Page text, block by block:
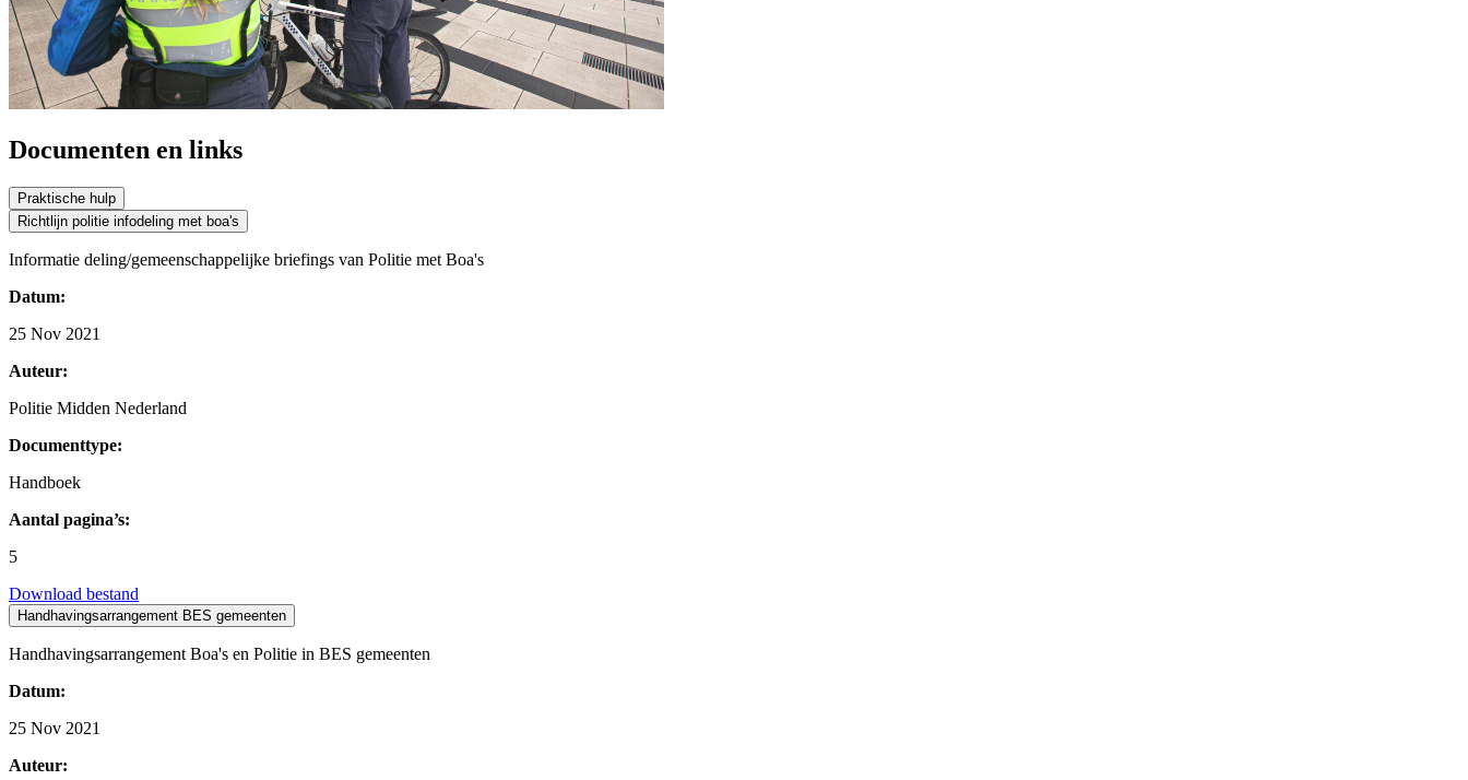
Documenten en links
Praktische hulp
Richtlijn politie infodeling met boa's
Informatie deling/gemeenschappelijke briefings van Politie met Boa's
Datum:
25 Nov 2021
Auteur:
Politie Midden Nederland
Documenttype:
Handboek
Aantal pagina’s:
5
Download bestand
Handhavingsarrangement BES gemeenten
Handhavingsarrangement Boa's en Politie in BES gemeenten
Datum:
25 Nov 2021
Auteur: